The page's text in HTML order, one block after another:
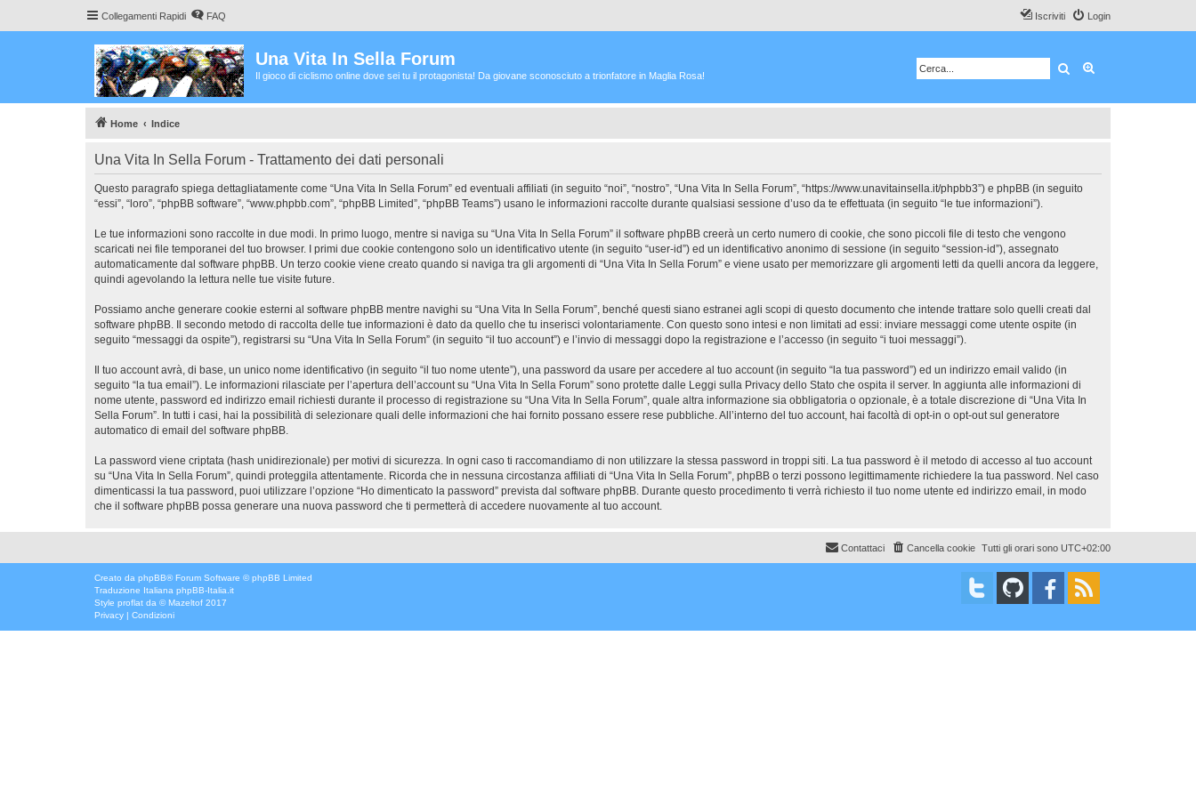
Collegamenti Rapidi FAQ Login
Iscriviti
Una Vita In Sella Forum
Il gioco di ciclismo online dove sei tu il protagonista! Da giovane sconosciuto a trionfatore in Maglia Rosa! Cerca
Home Indice
Una Vita In Sella Forum - Trattamento dei dati personali
Questo paragrafo spiega dettagliatamente come “Una Vita In Sella Forum” ed eventuali affiliati (in seguito “noi”, “nostro”, “Una Vita In Sella Forum”, “https://www.unavitainsella.it/phpbb3”) e phpBB (in seguito
“essi”, “loro”, “phpBB software”, “www.phpbb.com”, “phpBB Limited”, “phpBB Teams”) usano le informazioni raccolte durante qualsiasi sessione d’uso da te effettuata (in seguito “le tue informazioni”).
Le tue informazioni sono raccolte in due modi. In primo luogo, mentre si naviga su “Una Vita In Sella Forum” il software phpBB creerà un certo numero di cookie, che sono piccoli file di testo che vengono
scaricati nei file temporanei del tuo browser. I primi due cookie contengono solo un identificativo utente (in seguito “user-id”) ed un identificativo anonimo di sessione (in seguito “session-id”), assegnato
automaticamente dal software phpBB. Un terzo cookie viene creato quando si naviga tra gli argomenti di “Una Vita In Sella Forum” e viene usato per memorizzare gli argomenti letti da quelli ancora da leggere,
quindi agevolando la lettura nelle tue visite future.
Possiamo anche generare cookie esterni al software phpBB mentre navighi su “Una Vita In Sella Forum”, benché questi siano estranei agli scopi di questo documento che intende trattare solo quelli creati dal
software phpBB. Il secondo metodo di raccolta delle tue informazioni è dato da quello che tu inserisci volontariamente. Con questo sono intesi e non limitati ad essi: inviare messaggi come utente ospite (in
seguito “messaggi da ospite”), registrarsi su “Una Vita In Sella Forum” (in seguito “il tuo account”) e l’invio di messaggi dopo la registrazione e l’accesso (in seguito “i tuoi messaggi”).
Il tuo account avrà, di base, un unico nome identificativo (in seguito “il tuo nome utente”), una password da usare per accedere al tuo account (in seguito “la tua password”) ed un indirizzo email valido (in
seguito “la tua email”). Le informazioni rilasciate per l’apertura dell’account su “Una Vita In Sella Forum” sono protette dalle Leggi sulla Privacy dello Stato che ospita il server. In aggiunta alle informazioni di
nome utente, password ed indirizzo email richiesti durante il processo di registrazione su “Una Vita In Sella Forum”, quale altra informazione sia obbligatoria o opzionale, è a totale discrezione di “Una Vita In
Sella Forum”. In tutti i casi, hai la possibilità di selezionare quali delle informazioni che hai fornito possano essere rese pubbliche. All’interno del tuo account, hai facoltà di opt-in o opt-out sul generatore
automatico di email del software phpBB.
La password viene criptata (hash unidirezionale) per motivi di sicurezza. In ogni caso ti raccomandiamo di non utilizzare la stessa password in troppi siti. La tua password è il metodo di accesso al tuo account
su “Una Vita In Sella Forum”, quindi proteggila attentamente. Ricorda che in nessuna circostanza affiliati di “Una Vita In Sella Forum”, phpBB o terzi possono legittimamente richiedere la tua password. Nel caso
dimenticassi la tua password, puoi utilizzare l’opzione “Ho dimenticato la password” prevista dal software phpBB. Durante questo procedimento ti verrà richiesto il tuo nome utente ed indirizzo email, in modo
che il software phpBB possa generare una nuova password che ti permetterà di accedere nuovamente al tuo account.
Tutti gli orari sono UTC+02:00
Cancella cookie
Contattaci
Creato da phpBB® Forum Software © phpBB Limited
Traduzione Italiana phpBB-Italia.it
Style proflat da ©Mazeltof 2017
Privacy | Condizioni